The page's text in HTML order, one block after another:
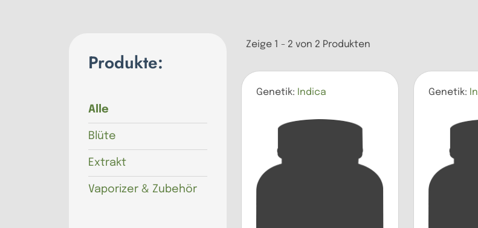
Produkte:
Alle
Blüte
Extrakt
Vaporizer & Zubehör
Zeige 1 - 2 von 2 Produkten
Genetik: Indica Genetik: